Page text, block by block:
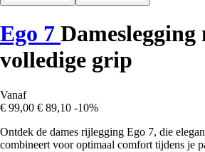
Ego 7 Dameslegging
volledige grip
Vanaf
€ 99,00 € 89,10 -10%
Ontdek de dames rijlegging Ego 7, die
combineert voor optimaal comfort tijdens je